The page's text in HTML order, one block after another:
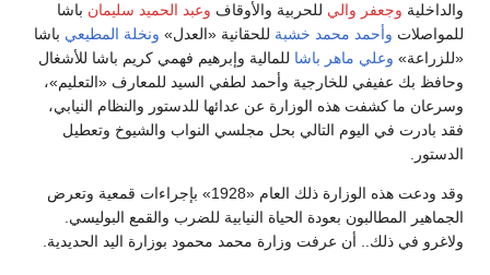
والداخلية وجعفر والي للحربية والأوقاف وعبد الحميد سليمان باشا
للمواصلات وأحمد محمد خشبة للحقانية «العدل» ونخلة المطيعي باشا
«للزراعة» وعلي ماهر باشا للمالية وإبرهيم فهمي كريم باشا للأشغال
وحافظ بك عفيفي للخارجية وأحمد لطفي السيد للمعارف «التعليم»،
وسرعان ما كشفت هذه الوزارة عن عدائها للدستور والنظام النيابي،
فقد بادرت في اليوم التالي بحل مجلسي النواب والشيوخ وتعطيل
الدستور.
وقد ودعت هذه الوزارة ذلك العام «1928» بإجراءات قمعية وتعرض
الجماهير المطالبون بعودة الحياة النيابية للضرب والقمع البوليسي.
ولاغرو في ذلك.. أن عرفت وزارة محمد محمود بوزارة اليد الحديدية.